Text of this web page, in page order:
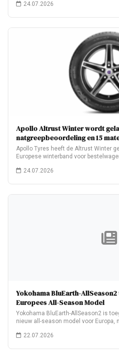
24.07.2026
Apollo Altrust Winter wordt
natgreepbeoordeling en 15
Apollo Tyres heeft de Altrust Winter
Europese winterband voor
24.07.2026
Yokohama BluEarth-
Europees All-Season Model
Yokohama BluEarth-AllSeason2 is
nieuw all-season model voor Europa,
22.07.2026